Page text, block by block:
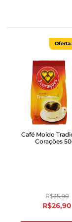
Oferta
Café Moído
Corações
R$35,90
R$26,90